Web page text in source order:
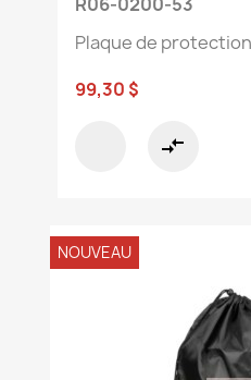
Plaque de
99,30 $
compare_arrows
NOUVEAU